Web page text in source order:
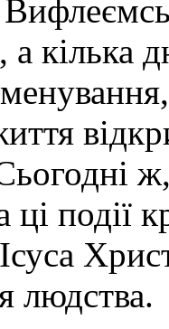
а кілька
ж,
події
людства.